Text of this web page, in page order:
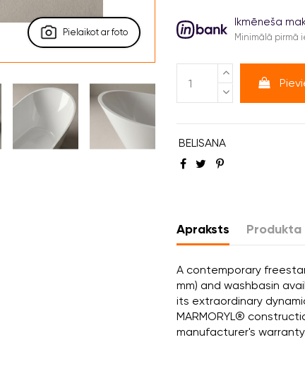
Pielaikot ar foto
Ikmēneša
Minimālā pirmā
BELISANA
Apraksts
A contemporary
mm) and washbasin
its extraordinary
MARMORYL®
manufacturer's